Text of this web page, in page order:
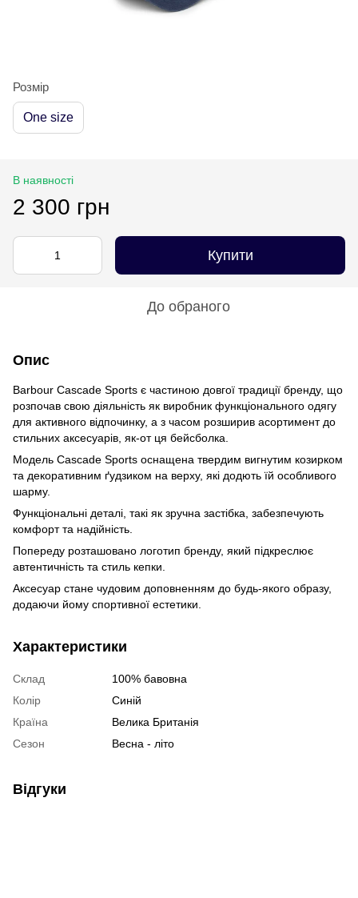
Розмір
One size
В наявності
2 300 грн
Купити
До обраного
Опис
Barbour Cascade Sports є частиною довгої традиції бренду, що
розпочав свою діяльність як виробник функціонального одягу
для активного відпочинку, а з часом розширив асортимент до
стильних аксесуарів, як-от ця бейсболка.
Модель Cascade Sports оснащена твердим вигнутим козирком
та декоративним ґудзиком на верху, які додють їй особливого
шарму.
Функціональні деталі, такі як зручна застібка, забезпечують
комфорт та надійність.
Попереду розташовано логотип бренду, який підкреслює
автентичність та стиль кепки.
Аксесуар стане чудовим доповненням до будь-якого образу,
додаючи йому спортивної естетики.
Характеристики
Склад
100% бавовна
Колір
Синій
Країна
Велика Британія
Сезон
Весна - літо
Відгуки